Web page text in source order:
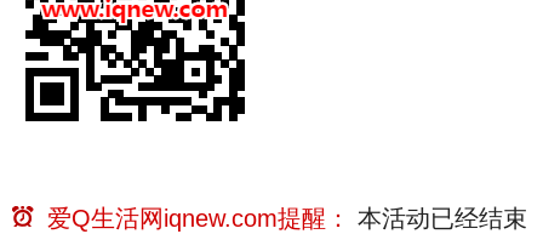
爱Q生活网iqnew.com提醒： 本活动已经结束